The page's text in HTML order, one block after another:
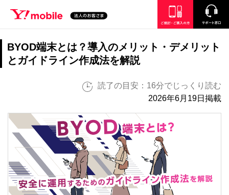
SEARCH
BYOD端末とは？導入のメリット・デメリット
とガイドライン作成法を解説
読了の目安：16分でじっくり読む
2026年6月19日掲載